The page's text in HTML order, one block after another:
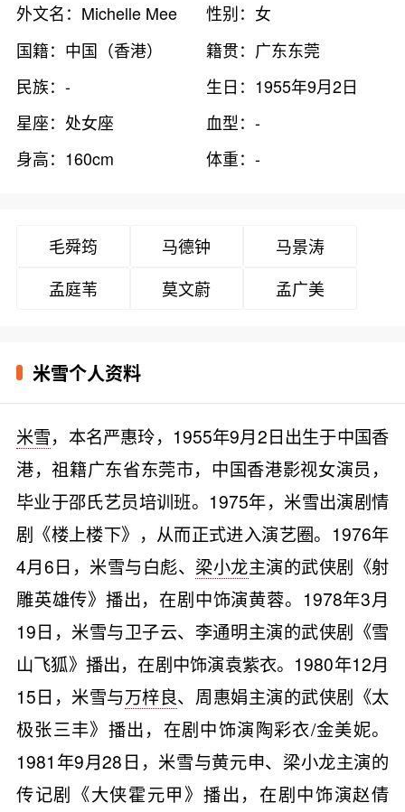
外文名：Michelle Mee
性别：女
国籍：中国（香港）
籍贯：广东东莞
民族：-
生日：1955年9月2日
星座：处女座
血型：-
身高：160cm
体重：-
毛舜筠 马德钟
马景涛
孟庭苇
莫文蔚 孟广美
米雪个人资料
米雪，本名严惠玲，1955年9月2日出生于中国香
港，祖籍广东省东莞市，中国香港影视女演员，
毕业于邵氏艺员培训班。1975年，米雪出演剧情
剧《楼上楼下》，从而正式进入演艺圈。1976年
4月6日，米雪与白彪、 梁小龙主演的武侠剧《射
雕英雄传》播出，在剧中饰演黄蓉。1978年3月
19日，米雪与卫子云、李通明主演的武侠剧《雪
山飞狐》播出，在剧中饰演袁紫衣。1980年12月
15日，米雪与万梓良、周惠娟主演的武侠剧《太
极张三丰》播出，在剧中饰演陶彩衣/金美妮。
1981年9月28日，米雪与黄元申、梁小龙主演的
传记剧《大侠霍元甲》播出，在剧中饰演赵倩